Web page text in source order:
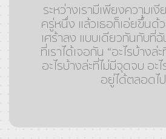
ระหว่างเรามีเพียงความเ
ครู่หนึ่ง แล้วเธอก็เอ่ยขึ้นด้
เศร้าลง แบบเดียวกันกับที่
ที่เราได้เจอกัน “อะไรบ้างล่
อะไรบ้างล่ะที่ไม่มีจุดจบ อะ
อยู่ได้ตลอดไ